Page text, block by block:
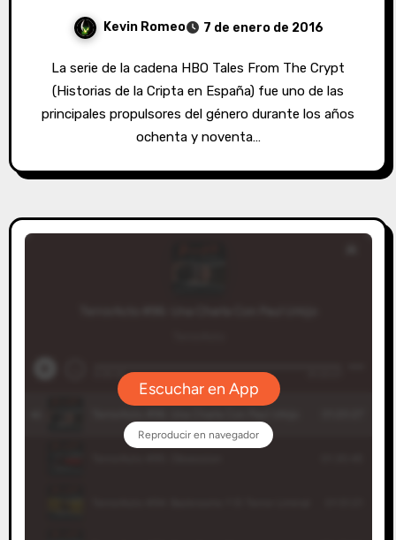
Kevin Romeo 7 de enero de 2016
La serie de la cadena HBO Tales From The Crypt
(Historias de la Cripta en España) fue uno de las
principales propulsores del género durante los años
ochenta y noventa…